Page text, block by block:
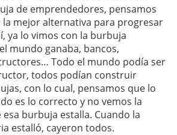
de emprendedores, pensamos
mejor alternativa para progresar
ya lo vimos con la burbuja
mundo ganaba, bancos,
Todo el mundo podía ser
todos podían construir
con lo cual, pensamos que lo
es lo correcto y no vemos la
burbuja estalla. Cuando la
estalló, cayeron todos.